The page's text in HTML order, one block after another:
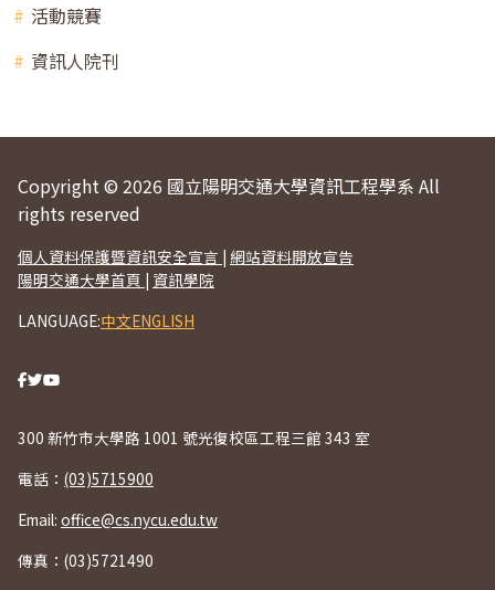
活動競賽
資訊人院刊
Copyright © 2026 國立陽明交通大學資訊工程學系 All
rights reserved
個人資料保護暨資訊安全宣言 | 網站資料開放宣告
陽明交通大學首頁 | 資訊學院
LANGUAGE:中文ENGLISH
300 新竹市大學路 1001 號光復校區工程三館 343 室
電話： (03)5715900
Email: office@cs.nycu.edu.tw
傳真：(03)5721490